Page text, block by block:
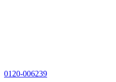
0120-006239